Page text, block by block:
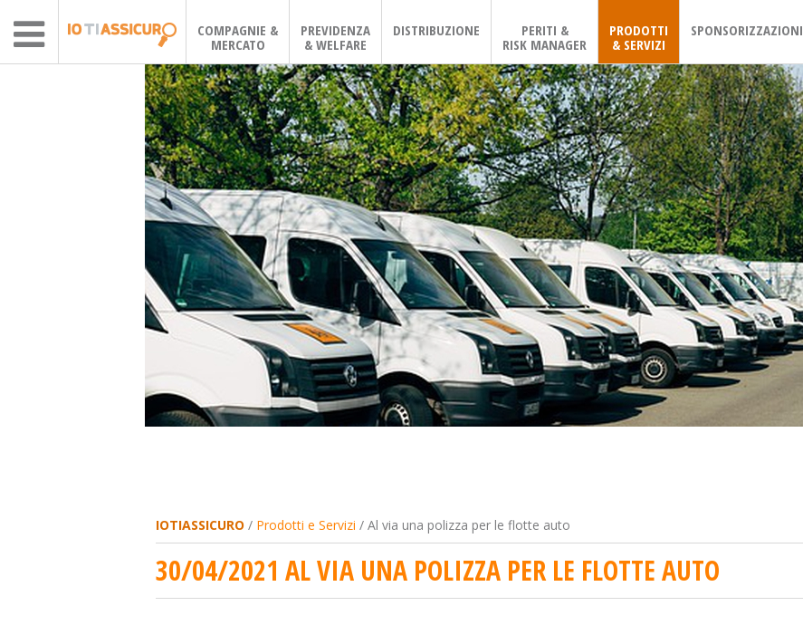
COMPAGNIE &
MERCATO
PREVIDENZA
& WELFARE
DISTRIBUZIONE
PERITI &
RISK MANAGER
PRODOTTI
& SERVIZI
SPONSORIZZAZIONI
IOTIASSICURO / Prodotti e Servizi / Al via una polizza per le flotte auto
30/04/2021 AL VIA UNA POLIZZA PER LE FLOTTE AUTO